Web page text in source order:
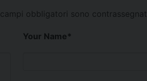
I campi obbligatori sono contrassegnati
Your Name*